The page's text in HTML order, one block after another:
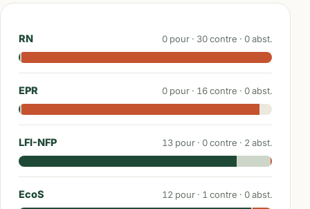
RN 0 pour · 30contre · 0abst.
EPR 0 pour · 16contre · 0abst.
LFI-NFP 13 pour · 0contre · 2 abst.
EcoS 12 pour · 1 contre · 0abst.